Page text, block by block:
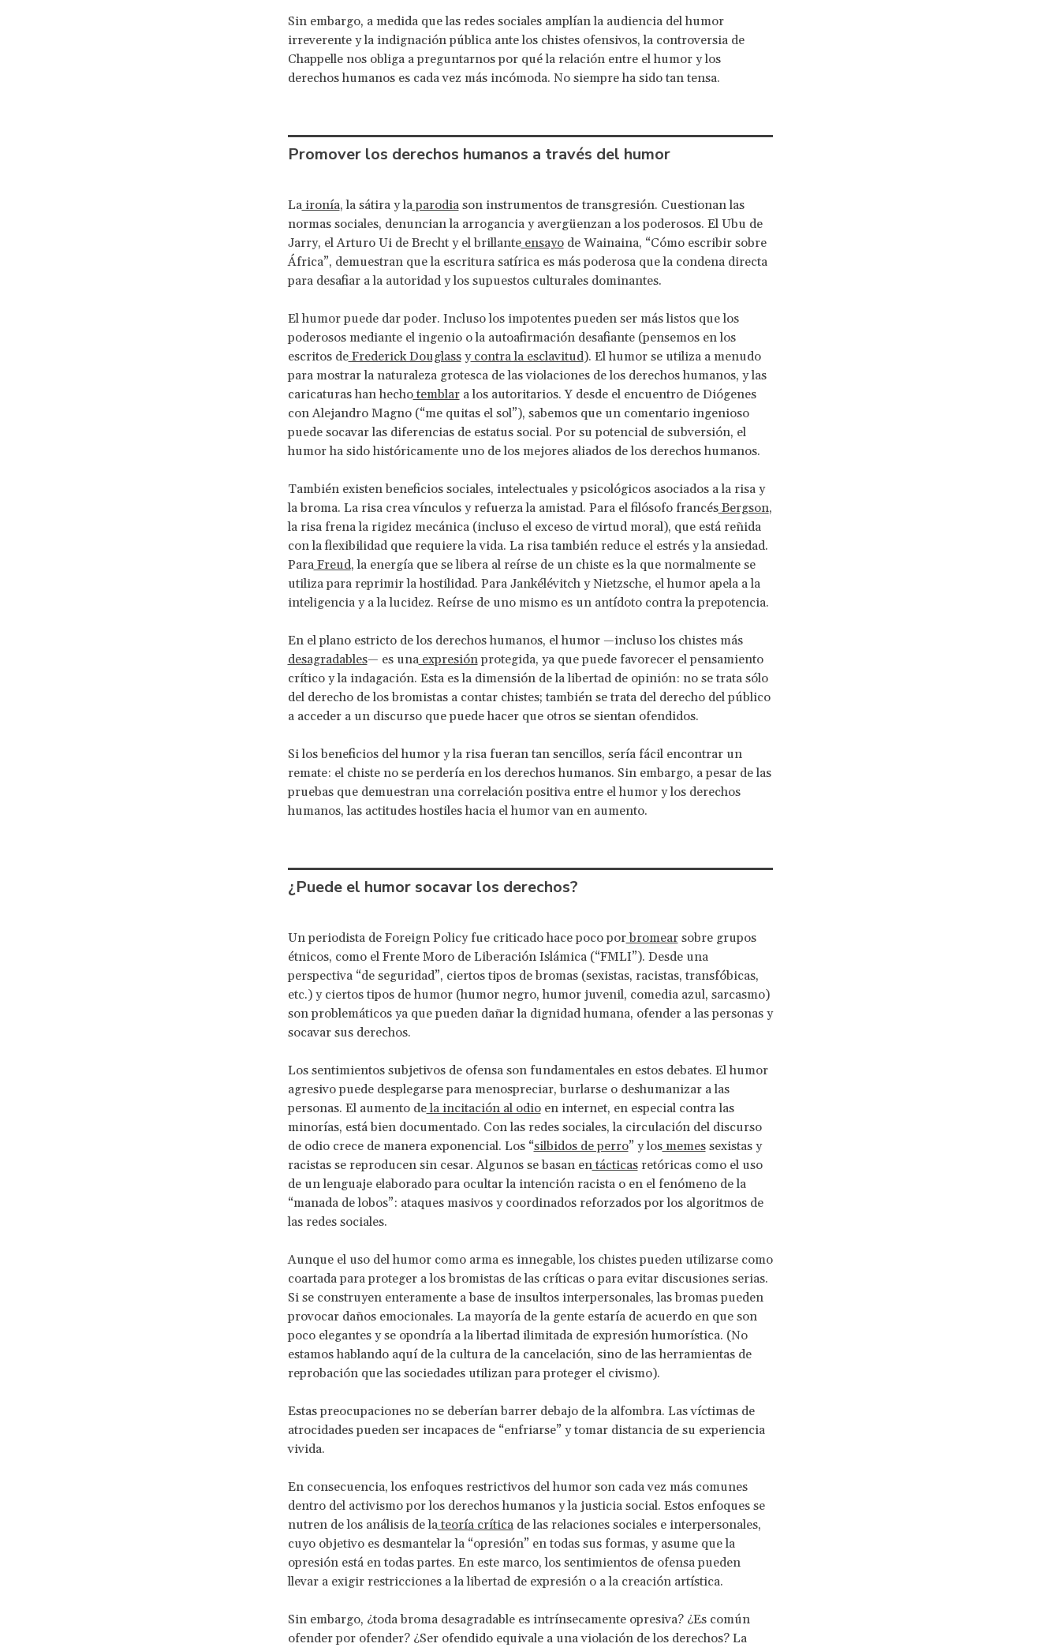
Sin embargo, a medida que las redes sociales amplían la audiencia del humor
irreverente y la indignación pública ante los chistes ofensivos, la controversia de
Chappelle nos obliga a preguntarnos por qué la relación entre el humor y los
derechos humanos es cada vez más incómoda. No siempre ha sido tan tensa.
Promover los derechos humanos a través del humor
Laironía, la sátira y laparodiason instrumentos de transgresión. Cuestionan las
normas sociales, denuncian la arrogancia y avergüenzan a los poderosos. El Ubu de
Jarry, el Arturo Ui de Brecht y el brillanteensayode Wainaina, “Cómo escribir sobre
África”, demuestran que la escritura satírica es más poderosa que la condena directa
para desafiar a la autoridad y los supuestos culturales dominantes.
El humor puede dar poder. Incluso los impotentes pueden ser más listos que los
poderosos mediante el ingenio o la autoafirmación desafiante (pensemos en los
escritos deFrederick Douglassycontra la esclavitud). El humor se utiliza a menudo
para mostrar la naturaleza grotesca de las violaciones de los derechos humanos, y las
caricaturas han hechotemblara los autoritarios. Y desde el encuentro de Diógenes
con Alejandro Magno (“me quitas el sol”), sabemos que un comentario ingenioso
puede socavar las diferencias de estatus social. Por su potencial de subversión, el
humor ha sido históricamente uno de los mejores aliados de los derechos humanos.
También existen beneficios sociales, intelectuales y psicológicos asociados a la risa y
la broma. La risa crea vínculos y refuerza la amistad. Para el filósofo francésBergson,
la risa frena la rigidez mecánica (incluso el exceso de virtud moral), que está reñida
con la flexibilidad que requiere la vida. La risa también reduce el estrés y la ansiedad.
ParaFreud, la energía que se libera al reírse de un chiste es la que normalmente se
utiliza para reprimir la hostilidad. Para Jankélévitch y Nietzsche, el humor apela a la
inteligencia y a la lucidez. Reírse de uno mismo es un antídoto contra la prepotencia.
En el plano estricto de los derechos humanos, el humor —incluso los chistes más
desagradables— es unaexpresiónprotegida, ya que puede favorecer el pensamiento
crítico y la indagación. Esta es la dimensión de la libertad de opinión: no se trata sólo
del derecho de los bromistas a contar chistes; también se trata del derecho del público
a acceder a un discurso que puede hacer que otros se sientan ofendidos.
Si los beneficios del humor y la risa fueran tan sencillos, sería fácil encontrar un
remate: el chiste no se perdería en los derechos humanos. Sin embargo, a pesar de las
pruebas que demuestran una correlación positiva entre el humor y los derechos
humanos, las actitudes hostiles hacia el humor van en aumento.
¿Puede el humor socavar los derechos?
Un periodista de Foreign Policy fue criticado hace poco porbromearsobre grupos
étnicos, como el Frente Moro de Liberación Islámica (“FMLI”). Desde una
perspectiva “de seguridad”, ciertos tipos de bromas (sexistas, racistas, transfóbicas,
etc.) y ciertos tipos de humor (humor negro, humor juvenil, comedia azul, sarcasmo)
son problemáticos ya que pueden dañar la dignidad humana, ofender a las personas y
socavar sus derechos.
Los sentimientos subjetivos de ofensa son fundamentales en estos debates. El humor
agresivo puede desplegarse para menospreciar, burlarse o deshumanizar a las
personas. El aumento dela incitación al odioen internet, en especial contra las
minorías, está bien documentado. Con las redes sociales, la circulación del discurso
de odio crece de manera exponencial. Los “silbidos de perro” y losmemessexistas y
racistas se reproducen sin cesar. Algunos se basan entácticasretóricas como el uso
de un lenguaje elaborado para ocultar la intención racista o en el fenómeno de la
“manada de lobos”: ataques masivos y coordinados reforzados por los algoritmos de
las redes sociales.
Aunque el uso del humor como arma es innegable, los chistes pueden utilizarse como
coartada para proteger a los bromistas de las críticas o para evitar discusiones serias.
Si se construyen enteramente a base de insultos interpersonales, las bromas pueden
provocar daños emocionales. La mayoría de la gente estaría de acuerdo en que son
poco elegantes y se opondría a la libertad ilimitada de expresión humorística. (No
estamos hablando aquí de la cultura de la cancelación, sino de las herramientas de
reprobación que las sociedades utilizan para proteger el civismo).
Estas preocupaciones no se deberían barrer debajo de la alfombra. Las víctimas de
atrocidades pueden ser incapaces de “enfriarse” y tomar distancia de su experiencia
vivida.
En consecuencia, los enfoques restrictivos del humor son cada vez más comunes
dentro del activismo por los derechos humanos y la justicia social. Estos enfoques se
nutren de los análisis de lateoría críticade las relaciones sociales e interpersonales,
cuyo objetivo es desmantelar la “opresión” en todas sus formas, y asume que la
opresión está en todas partes. En este marco, los sentimientos de ofensa pueden
llevar a exigir restricciones a la libertad de expresión o a la creación artística.
Sin embargo, ¿toda broma desagradable es intrínsecamente opresiva? ¿Es común
ofender por ofender? ¿Ser ofendido equivale a una violación de los derechos? La